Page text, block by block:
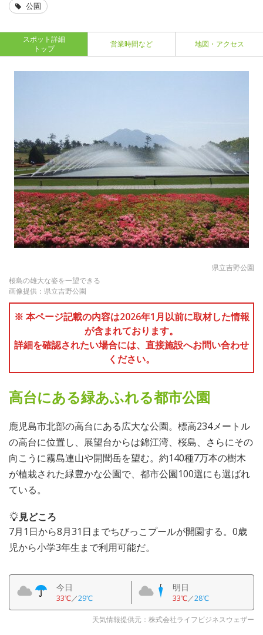
公園
スポット詳細
トップ
営業時間など 地図・アクセス
県立吉野公園
桜島の雄大な姿を一望できる
画像提供：県立吉野公園
※ 本ページ記載の内容は2026年1月以前に取材した情報
が含まれております。
詳細を確認されたい場合には、直接施設へお問い合わせ
ください。
高台にある緑あふれる都市公園
鹿児島市北部の高台にある広大な公園。標高234メートル
の高台に位置し、展望台からは錦江湾、桜島、さらにその
向こうに霧島連山や開聞岳を望む。約140種7万本の樹木
が植栽された緑豊かな公園で、都市公園100選にも選ばれ
ている。
見どころ
7月1日から8月31日までちびっこプールが開園する。0歳
児から小学3年生まで利用可能だ。
今日
33℃／29℃
明日
33℃／28℃
天気情報提供元：株式会社ライフビジネスウェザー